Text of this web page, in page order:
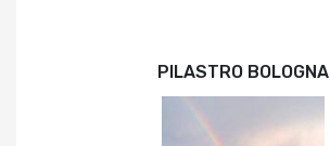
PILASTRO BOLOGNA